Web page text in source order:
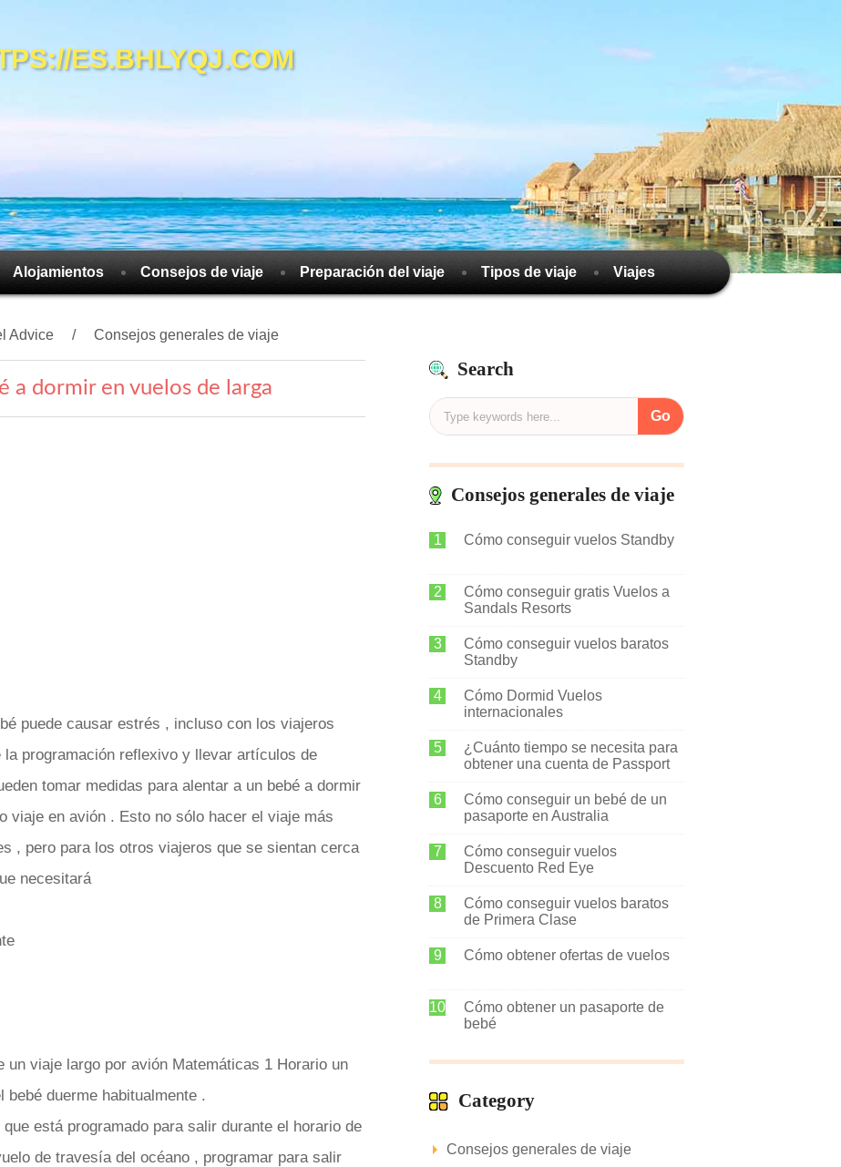
ES.BHLYQJ.COM
Alojamientos Consejos de viaje Preparación del viaje Tipos de viaje Viajes
Advice Consejos generales de viaje
a dormir en vuelos de larga
puede causar estrés , incluso con los viajeros
programación reflexivo y llevar artículos de
tomar medidas para alentar a un bebé a dormir
viaje en avión . Esto no sólo hacer el viaje más
, pero para los otros viajeros que se sientan cerca
necesitará
un viaje largo por avión Matemáticas 1 Horario un
bebé duerme habitualmente .
está programado para salir durante el horario de
de travesía del océano , programar para salir
Search
Consejos generales de viaje
Cómo conseguir vuelos Standby
Cómo conseguir gratis Vuelos a
Sandals Resorts
Cómo conseguir vuelos baratos
Standby
Cómo Dormid Vuelos
internacionales
¿Cuánto tiempo se necesita para
obtener una cuenta de Passport
Cómo conseguir un bebé de un
pasaporte en Australia
Cómo conseguir vuelos
Descuento Red Eye
Cómo conseguir vuelos baratos
de Primera Clase
Cómo obtener ofertas de vuelos
Cómo obtener un pasaporte de
bebé
Category
Consejos generales de viaje